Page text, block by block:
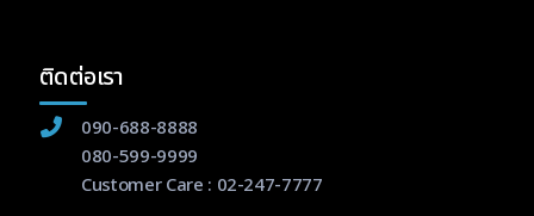
ติดต่อเรา
090-688-8888
080-599-9999
Customer Care : 02-247-7777